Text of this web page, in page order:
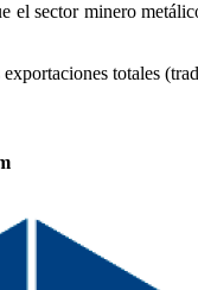
el sector minero
exportaciones totales